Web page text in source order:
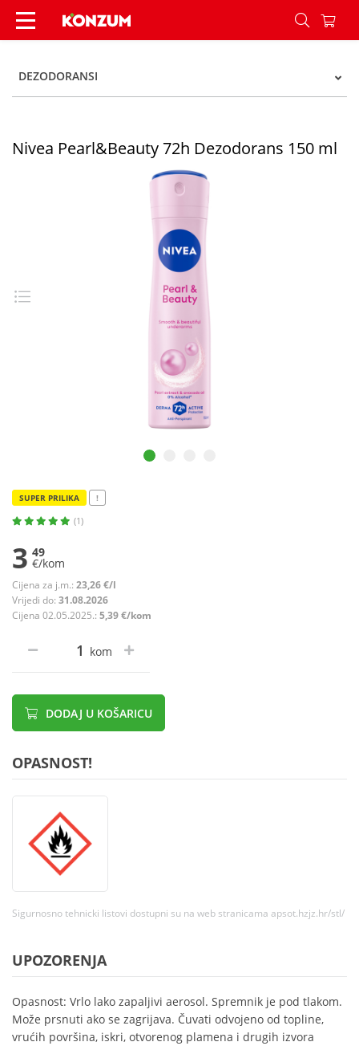
Nivea Pearl&Beauty 72h Dezodorans 150 ml -
DEZODORANSI
Nivea Pearl&Beauty 72h Dezodorans 150 ml
SUPER PRILIKA !
(1)
3 49
€/kom
Cijena za j.m.: 23,26 €/l
Vrijedi do: 31.08.2026
Cijena 02.05.2025.: 5,39 €/kom
kom
DODAJ U KOŠARICU
OPASNOST!
Sigurnosno tehnicki listovi dostupni su na web stranicama apsot.hzjz.hr/stl/
UPOZORENJA
Opasnost: Vrlo lako zapaljivi aerosol. Spremnik je pod tlakom.
Može prsnuti ako se zagrijava. Čuvati odvojeno od topline,
vrućih površina, iskri, otvorenog plamena i drugih izvora